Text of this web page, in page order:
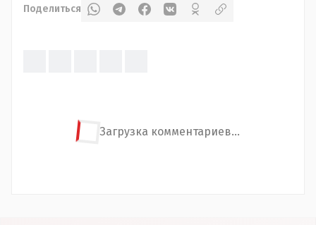
Поделиться
Загрузка комментариев...